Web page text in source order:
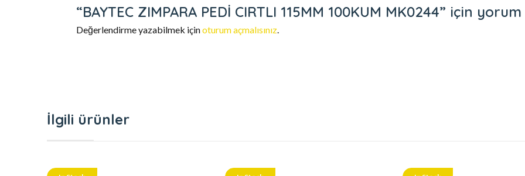
“BAYTEC ZIMPARA PEDİ CIRTLI 115MM 100KUM MK0244” için
Değerlendirme yazabilmek içinoturum açmalısınız.
İlgili ürünler